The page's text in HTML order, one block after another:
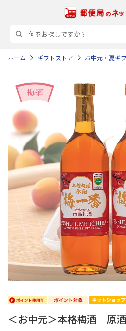
ホーム ギフトストア お中元・夏ギ
＜お中元＞本格梅酒 原